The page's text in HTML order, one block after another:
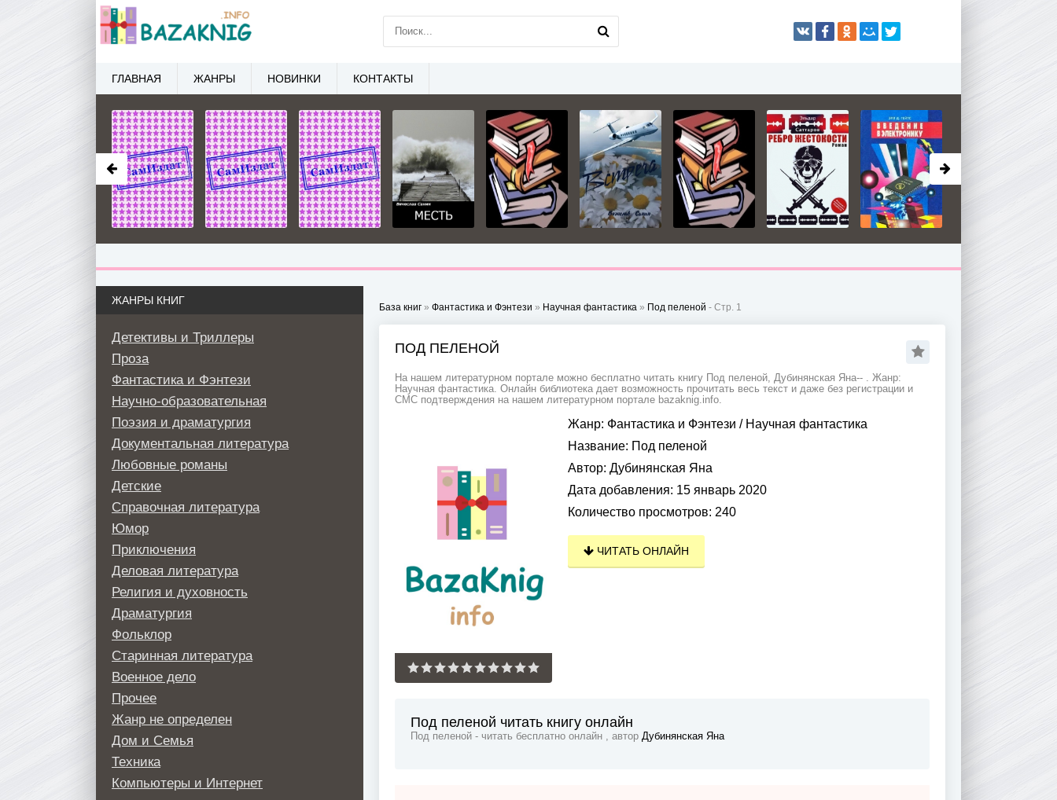
База книг » Фантастика и Фэнтези » Научная фантастика » Под пеленой - Стр. 1
ПОД ПЕЛЕНОЙ
На нашем литературном портале можно бесплатно читать книгу Под пеленой, Дубинянская Яна-- . Жанр:
Научная фантастика. Онлайн библиотека дает возможность прочитать весь текст и даже без регистрации и
СМС подтверждения на нашем литературном портале bazaknig.info.
Жанр: Фантастика и Фэнтези / Научная фантастика
Название: Под пеленой
Автор: Дубинянская Яна
Дата добавления: 15 январь 2020
Количество просмотров: 240
ЧИТАТЬ ОНЛАЙН
Под пеленой читать книгу онлайн
Под пеленой - читать бесплатно онлайн , автор Дубинянская Яна
ЖАНРЫ КНИГ
Детективы и Триллеры
Проза
Фантастика и Фэнтези
Научно-образовательная
Поэзия и драматургия
Документальная литература
Любовные романы
Детские
Справочная литература
Юмор
Приключения
Деловая литература
Религия и духовность
Драматургия
Фольклор
Старинная литература
Военное дело
Прочее
Жанр не определен
Дом и Семья
Техника
Компьютеры и Интернет
ГЛАВНАЯ ЖАНРЫ НОВИНКИ КОНТАКТЫ